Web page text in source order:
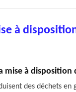
à
mise à disposition
des déchets